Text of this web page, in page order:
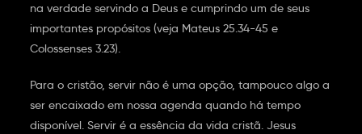
na verdade servindo a Deus e cumprindo um de seus
importantes propósitos (veja Mateus 25.34-45 e
Colossenses 3.23).
Para o cristão, servir não é uma opção, tampouco algo a
ser encaixado em nossa agenda quando há tempo
disponível. Servir é a essência da vida cristã. Jesus